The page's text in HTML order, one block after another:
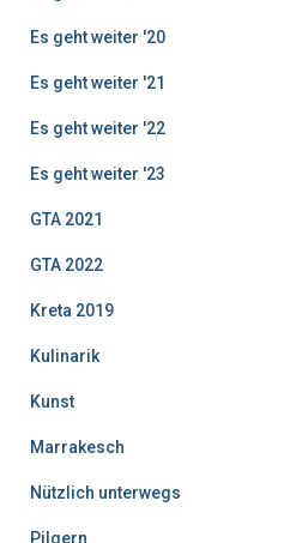
Es geht weiter '20
Es geht weiter '21
Es geht weiter '22
Es geht weiter '23
GTA 2021
GTA 2022
Kreta 2019
Kulinarik
Kunst
Marrakesch
Nützlich unterwegs
Pilgern